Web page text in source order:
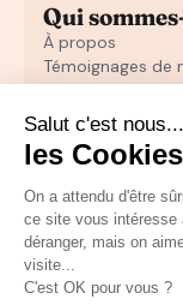
Qui
À propos
Témoignages de
Témoignages
Découvrir
Notre initiation
Notre formation
Toutes nos
Recruter un sales